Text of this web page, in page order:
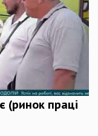
(ринок праці